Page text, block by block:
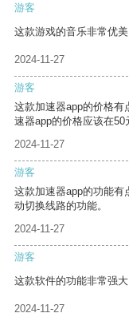
游客
这款游戏的音乐非常优
2024-11-27
游客
这款加速器app的价格有
速器app的价格应该在50
2024-11-27
游客
这款加速器app的功能有
动切换线路的功能。
2024-11-27
游客
这款软件的功能非常强
2024-11-27